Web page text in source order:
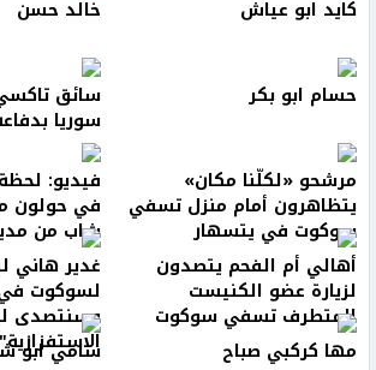
كايد ابو عياش خالد حسن
حسام ابو بكر سائق
سوريا
مرشحو «لكلّنا مكان»
يتظاهرون أمام منزل تسفي
سوكوت في يتسهار
فيديو:
في حولون
شاب من
أهالي أم الفحم يتصدون
لزيارة عضو الكنيست
المتطرف تسفي سوكوت
غدير هاني
لسوكوت في
وسنتصدى
الاستفزازية" مها كركبي صباح سامي ابو